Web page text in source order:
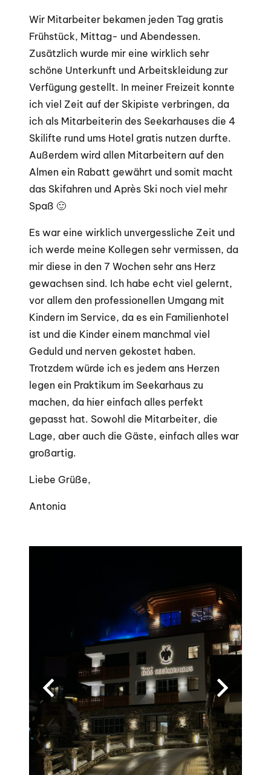
Wir Mitarbeiter bekamen jeden Tag gratis
Frühstück, Mittag- und Abendessen.
Zusätzlich wurde mir eine wirklich sehr
schöne Unterkunft und Arbeitskleidung zur
Verfügung gestellt. In meiner Freizeit konnte
ich viel Zeit auf der Skipiste verbringen, da
ich als Mitarbeiterin des Seekarhauses die 4
Skilifte rund ums Hotel gratis nutzen durfte.
Außerdem wird allen Mitarbeitern auf den
Almen ein Rabatt gewährt und somit macht
das Skifahren und Après Ski noch viel mehr
Spaß 🙂
Es war eine wirklich unvergessliche Zeit und
ich werde meine Kollegen sehr vermissen, da
mir diese in den 7 Wochen sehr ans Herz
gewachsen sind. Ich habe echt viel gelernt,
vor allem den professionellen Umgang mit
Kindern im Service, da es ein Familienhotel
ist und die Kinder einem manchmal viel
Geduld und nerven gekostet haben.
Trotzdem würde ich es jedem ans Herzen
legen ein Praktikum im Seekarhaus zu
machen, da hier einfach alles perfekt
gepasst hat. Sowohl die Mitarbeiter, die
Lage, aber auch die Gäste, einfach alles war
großartig.
Liebe Grüße,
Antonia